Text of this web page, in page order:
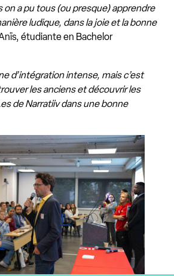
on a pu tous (ou presque) apprendre
ludique, dans la joie et la bonne
étudiante en Bachelor
d’intégration intense, mais c’est
les anciens et découvrir les
de Narratiiv dans une bonne